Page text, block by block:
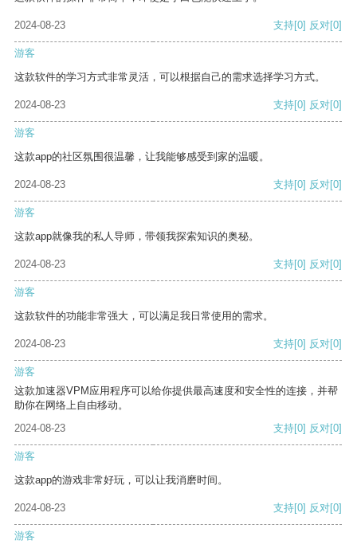
2024-08-23 支持[0] 反对[0]
游客
这款软件的学习方式非常灵活，可以根据自己的需求选择学习方式。
2024-08-23 支持[0] 反对[0]
游客
这款app的社区氛围很温馨，让我能够感受到家的温暖。
2024-08-23 支持[0] 反对[0]
游客
这款app就像我的私人导师，带领我探索知识的奥秘。
2024-08-23 支持[0] 反对[0]
游客
这款软件的功能非常强大，可以满足我日常使用的需求。
2024-08-23 支持[0] 反对[0]
游客
这款加速器VPM应用程序可以给你提供最高速度和安全性的连接，并帮
助你在网络上自由移动。
2024-08-23
支持[0] 反对[0]
游客
这款app的游戏非常好玩，可以让我消磨时间。
2024-08-23 支持[0] 反对[0]
游客